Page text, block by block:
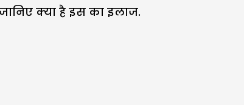
क्या है इस का इलाज.